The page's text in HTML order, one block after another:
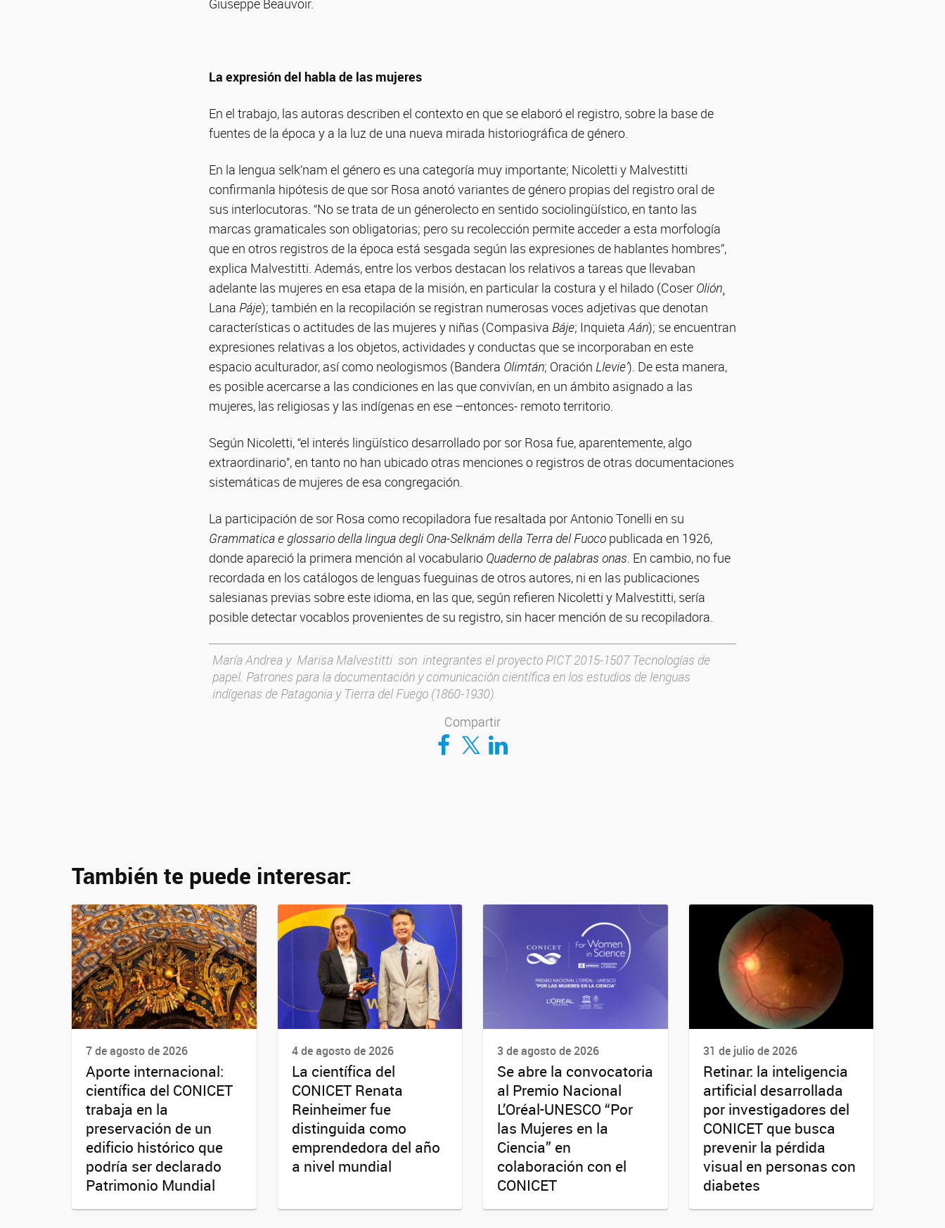
Giuseppe Beauvoir.
La expresión del habla de las mujeres
En el trabajo, las autoras describen el contexto en que se elaboró el registro, sobre la base de
fuentes de la época y a la luz de una nueva mirada historiográfica de género.
En la lengua selk’nam el género es una categoría muy importante; Nicoletti y Malvestitti
confirmanla hipótesis de que sor Rosa anotó variantes de género propias del registro oral de
sus interlocutoras. “No se trata de un génerolecto en sentido sociolingüístico, en tanto las
marcas gramaticales son obligatorias; pero su recolección permite acceder a esta morfología
que en otros registros de la época está sesgada según las expresiones de hablantes hombres”,
explica Malvestitti. Además, entre los verbos destacan los relativos a tareas que llevaban
adelante las mujeres en esa etapa de la misión, en particular la costura y el hilado (Coser Olión
Lana Páje); también en la recopilación se registran numerosas voces adjetivas que denotan
características o actitudes de las mujeres y niñas (Compasiva Báje; InquietaAán); se encuentran
expresiones relativas a los objetos, actividades y conductas que se incorporaban en este
espacio aculturador, así como neologismos (Bandera Olimtán; Oración Llevie’). De esta manera,
es posible acercarse a las condiciones en las que convivían, en un ámbito asignado a las
mujeres, las religiosas y las indígenas en ese –entonces- remoto territorio.
Según Nicoletti, “el interés lingüístico desarrollado por sor Rosa fue, aparentemente, algo
extraordinario”, en tanto no han ubicado otras menciones o registros de otras documentaciones
sistemáticas de mujeres de esa congregación.
La participación de sor Rosa como recopiladora fue resaltada por Antonio Tonelli en su
Grammatica e glossario della lingua degli Ona-Selknám della Terra del Fuoco publicada en 1926,
donde apareció la primera mención al vocabulario Quaderno de palabras onas. En cambio, no fue
recordada en los catálogos de lenguas fueguinas de otros autores, ni en las publicaciones
salesianas previas sobre este idioma, en las que, según refieren Nicoletti y Malvestitti, sería
posible detectar vocablos provenientes de su registro, sin hacer mención de su recopiladora.
María Andrea y Marisa Malvestitti son integrantes el proyecto PICT 2015-1507 Tecnologías de
papel. Patrones para la documentación y comunicación científica en los estudios de lenguas
indígenas de Patagonia y Tierra del Fuego (1860-1930).
Compartir
Compartir en Facebook
Compartir en TwitterCompartir en LinkedIn
También te puede interesar:
7 de agosto de 2026
Aporte internacional:
científica del CONICET
trabaja en la
preservación de un
edificio histórico que
podría ser declarado
Patrimonio Mundial
4 de agosto de 2026
La científica del
CONICET Renata
Reinheimer fue
distinguida como
emprendedora del año
a nivel mundial
3 de agosto de 2026
Se abre la convocatoria
al Premio Nacional
L’Oréal-UNESCO “Por
las Mujeres en la
Ciencia” en
colaboración con el
CONICET
31 de julio de 2026
Retinar: la inteligencia
artificial desarrollada
por investigadores del
CONICET que busca
prevenir la pérdida
visual en personas con
diabetes